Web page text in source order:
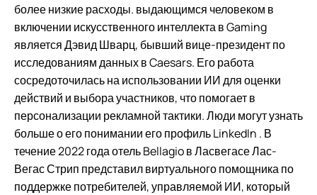
более низкие расходы. выдающимся человеком в
включении искусственного интеллекта в Gaming
является Дэвид Шварц, бывший вице-президент по
исследованиям данных в Caesars. Его работа
сосредоточилась на использовании ИИ для оценки
действий и выбора участников, что помогает в
персонализации рекламной тактики. Люди могут узнать
больше о его понимании его профиль LinkedIn . В
течение 2022 года отель Bellagio в Ласвегасе Лас-
Вегас Стрип представил виртуального помощника по
поддержке потребителей, управляемой ИИ, который